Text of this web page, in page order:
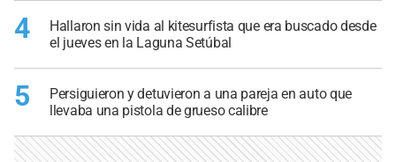
4
Hallaron sin vida al kitesurfista que era buscado desde
el jueves en la Laguna Setúbal
5
Persiguieron y detuvieron a una pareja en auto que
llevaba una pistola de grueso calibre